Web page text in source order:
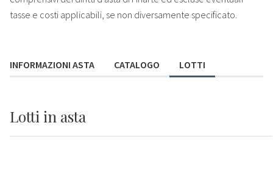
tasse e costi applicabili, se non diversamente specificato.
INFORMAZIONI ASTA CATALOGO LOTTI
Lotti in asta